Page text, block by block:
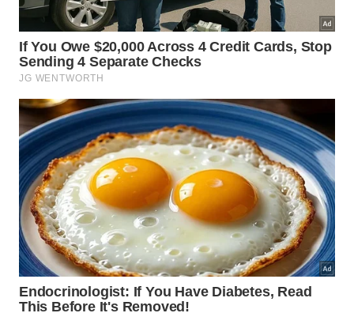
Após concluir essa etapa fundamental de
esfregação detalhada recomendamos seguir
algumas diretrizes práticas de finalização imediata.
Estas recomendações simples ajudam a consolidar
o resultado do seu esforço diário conforme
detalhamos nos importantestópicosdesucesso
apresentados logo a seguir.